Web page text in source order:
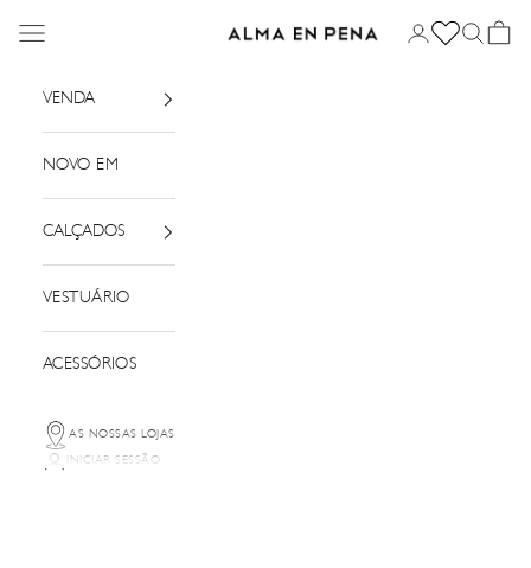
Alma em Pena
Menu Iniciar sessão
Pesquisar
Cesto
VENDA
NOVO EM
CALÇADOS
VESTUÁRIO
ACESSÓRIOS
AS NOSSAS LOJAS
INICIAR SESSÃO